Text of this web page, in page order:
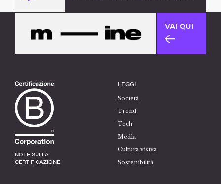
VAI QUI
NOTE SULLA
CERTIFICAZIONE
LEGGI
Società
Trend
Tech
Media
Cultura visiva
Sostenibilità